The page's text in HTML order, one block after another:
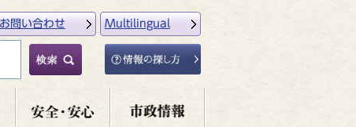
お問い合わせ Multilingual